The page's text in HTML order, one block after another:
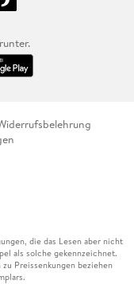
die das Lesen aber nicht
als solche gekennzeichnet.
Preissenkungen beziehen